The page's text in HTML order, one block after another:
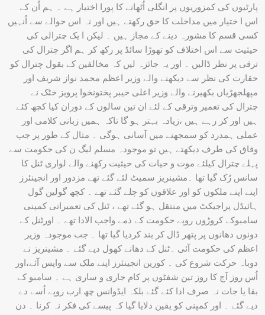
پارٹیوں کی کمزوریوں پر انگلی اُٹھانے کا پورا اختیار ہے ۔ ہم اُن کے
اس ا ختیار میں مداخلت کا حق رکھتے ہیں اور نہ اس حوالے سے اُنہیں
کسی قسم کا مشورہ دینے کے مجاز ہیں ۔ لیکن ا یک چترالی کی
حیثیت سے اس اختلاف کو تھوڑا سائڈ پر رکھ کر ہم اگر چترال کی
ترقی پر نظر ڈالیں ۔ اور یہ جائزہ لیں کہ مخالفین کے بقول چترال کو
حقارت کی نظر سے دیکھنے والے وزیر اعظم محمد نواز شریف اور
مپھلجھڑیاں بکھیرنے والے وزیر اعلی خیبر پختونخوا پرویز خٹک نے
چترال کی تعمیر وترقی کے لئے ان تین سالوں کے دوران کیا کچھ کئے
ہیں اور کر رہے ہیں ،زیادہ بہتر ہو گا تاکہ ہمیں زبانی کلامی اور
عملی ہمدرد کو سمجھنے میں آسانی ہوگی ۔ مثال کے طور پر جب
وفاق کی طرف دیکھتے ہیں تو موجودہ مسلم لیگ ن کی حکومت سے
پہلے چترال کیلئے موت و حیات کی حیثیت رکھنے والے لواری ٹنل کا
سانس رُک گیا تھا ۔مشینریز سمیٹ لئے گئے تھے مزدور اور انجینئرز
اپنے اپنے ملکوں کو اور علاقوں کو چلے گئے تھے ۔ کچھ گولین گول
ہائیڈل پراجیکٹ میں منتقل ہو گئے تھے ، ٹنل کی تعمیراتی کمپنی
سامبوکے کروڑوں روپے حکومت کے ذمے واجب الادا تھے ۔ اورٹنل کے
دونوں دھانوں پر پتھر ڈال کر بند کردیا گیا تھا ۔ جب موجودہ وزیر
اعظم کی حکومت آئی ۔ٹنل کے دھانے کھول دیے گئے ۔ مشینریز نے
دوباہ حرکت شروع کی ۔ کورین انجینئرز اپنے ملک سے واپس آئے،اور
اُس روز آج کا روز تین شفٹوں پر کام جاری و ساری ہے ۔ سامبو کے
بقا یا جات نہ صرف ادا کئے گئے بلکہ ایڈوانس چھ ارب روپے اُسے دے
دیے گئے ۔ اور کمپنی کو یقین دلایا گیا کہ پیسے کی فکر نہ کرنا ۔ دن